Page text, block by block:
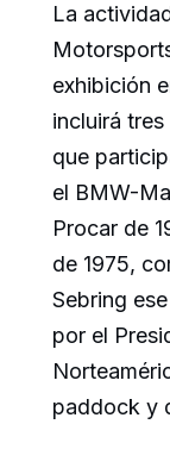
La
exhibición
incluirá
que
el BMW-
Procar de
de 1975,
Sebring
por el
paddock y